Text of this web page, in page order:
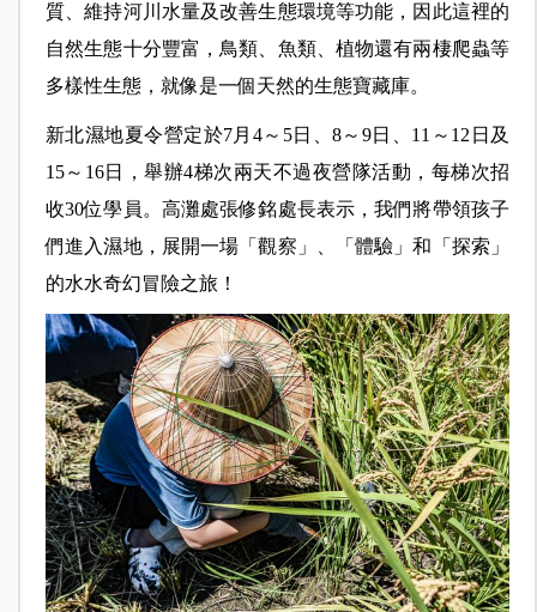
質、維持河川水量及改善生態環境等功能，因此這裡的
自然生態十分豐富，鳥類、魚類、植物還有兩棲爬蟲等
多樣性生態，就像是一個天然的生態寶藏庫。
新北濕地夏令營定於7月4～5日、8～9日、11～12日及
15～16日，舉辦4梯次兩天不過夜營隊活動，每梯次招
收30位學員。高灘處張修銘處長表示，我們將帶領孩子
們進入濕地，展開一場「觀察」、「體驗」和「探索」
的水水奇幻冒險之旅！